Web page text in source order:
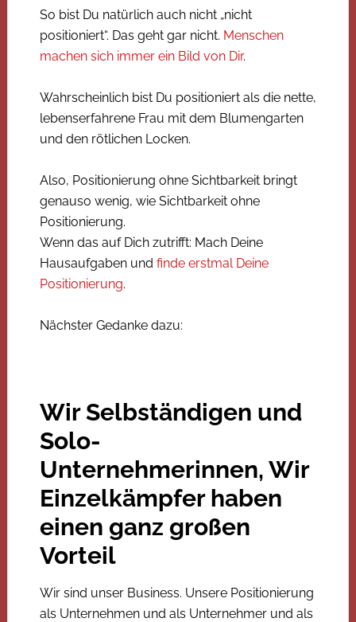
So bist Du natürlich auch nicht „nicht
positioniert“. Das geht gar nicht. Menschen
machen sich immer ein Bild von Dir.
Wahrscheinlich bist Du positioniert als die nette,
lebenserfahrene Frau mit dem Blumengarten
und den rötlichen Locken.
Also, Positionierung ohne Sichtbarkeit bringt
genauso wenig, wie Sichtbarkeit ohne
Positionierung.
Wenn das auf Dich zutrifft: Mach Deine
Hausaufgaben und finde erstmal Deine
Positionierung.
Nächster Gedanke dazu:
Wir Selbständigen und
Solo-
Unternehmerinnen, Wir
Einzelkämpfer haben
einen ganz großen
Vorteil
Wir sind unser Business. Unsere Positionierung
als Unternehmen und als Unternehmer und als